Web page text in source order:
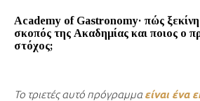
Academy of Gastronomy· πώς
σκοπός της Ακαδημίας και ποιος ο
στόχος;
Το τριετές αυτό πρόγραμμα είναι ένα